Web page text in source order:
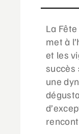
La
met à
et les
succès
une